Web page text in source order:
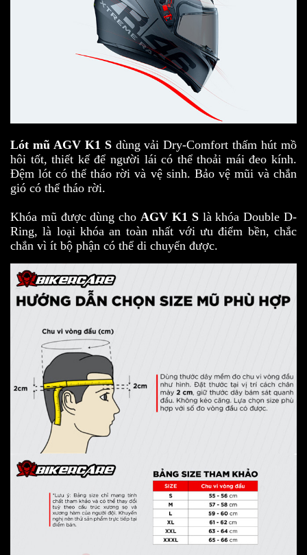
Lót mũ AGV K1 Sdùng vải Dry-Comfort thấm hút mồ
hôi tốt, thiết kế để người lái có thể thoải mái đeo kính.
Đệm lót có thể tháo rời và vệ sinh. Bảo vệ mũi và chắn
gió có thể tháo rời.
Khóa mũ được dùng choAGV K1 Slà khóa Double D-
Ring, là loại khóa an toàn nhất với ưu điểm bền, chắc
chắn vì ít bộ phận có thể di chuyển được.